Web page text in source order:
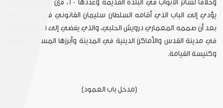
وخلافاً لسائر الأبواب في البلدة القديمة وعددها 10، فإن ثمة مدرجاً كبيراً
بعد أن صممه المعماري درويش الحلبي، والذي يفضي إلى المركز التجاري
في مدينة القدس والأماكن الدينية في المدينة وأبرزها المسجد الأقصى
وكنيسة القيامة.
[مدخل باب العمود]